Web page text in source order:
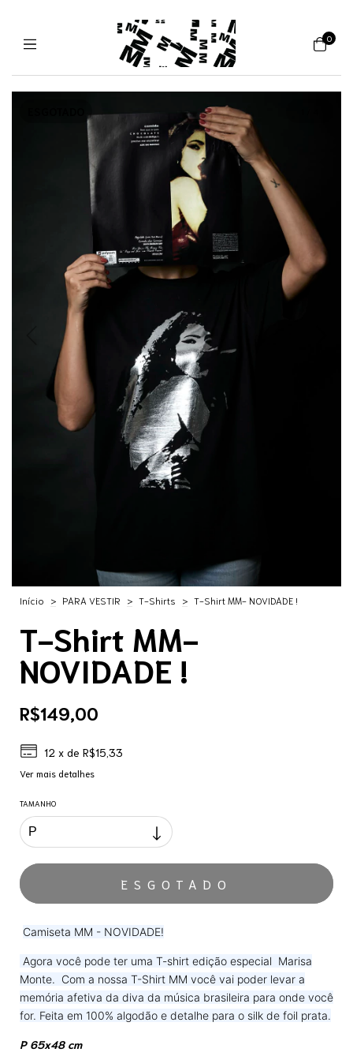
0
Início > PARA VESTIR > T-Shirts > T-Shirt MM- NOVIDADE !
T-Shirt MM-
NOVIDADE !
R$149,00
12 x deR$15,33
Ver mais detalhes
TAMANHO
Camiseta MM - NOVIDADE!
Agora você pode ter uma T-shirt edição especial Marisa
Monte. Com a nossa T-Shirt MM você vai poder levar a
memória afetiva da diva da música brasileira para onde você
for. Feita em 100% algodão e detalhe para o silk de foil prata.
P 65x48 cm